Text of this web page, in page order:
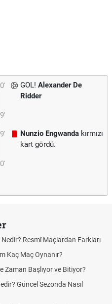
GOL! Alexander De
Ridder
Nunzio Engwanda kırmızı
kart gördü.
Nedir? Resmî Maçlardan Farkları
Kaç Maç Oynanır?
Zaman Başlıyor ve Bitiyor?
Güncel Sezonda Nasıl